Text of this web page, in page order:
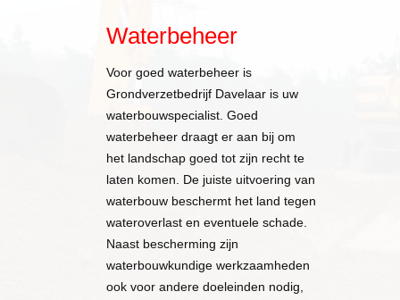
Waterbeheer
Voor goed waterbeheer is
Grondverzetbedrijf Davelaar is uw
waterbouwspecialist. Goed
waterbeheer draagt er aan bij om
het landschap goed tot zijn recht te
laten komen. De juiste uitvoering van
waterbouw beschermt het land tegen
wateroverlast en eventuele schade.
Naast bescherming zijn
waterbouwkundige werkzaamheden
ook voor andere doeleinden nodig,